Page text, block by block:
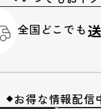
全国どこでも
◆お得な情報配信